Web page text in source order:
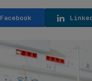
Facebook